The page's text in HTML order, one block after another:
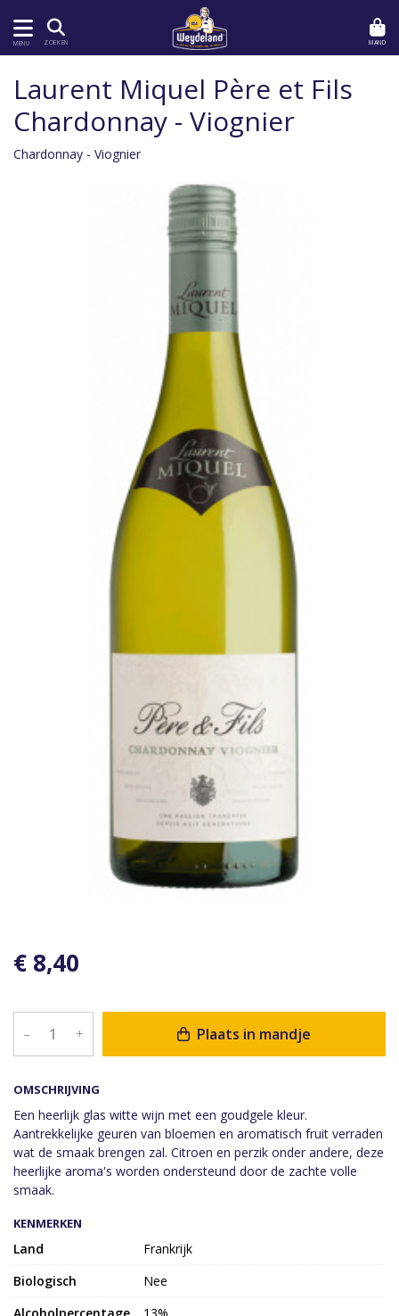
MENU ZOEKEN MAND
OMSCHRIJVING
Een heerlijk glas witte wijn met een goudgele kleur.
Aantrekkelijke geuren van bloemen en aromatisch fruit verraden
wat de smaak brengen zal. Citroen en perzik onder andere, deze
heerlijke aroma's worden ondersteund door de zachte volle
smaak.
Laurent Miquel Père et Fils
Chardonnay - Viognier
Chardonnay - Viognier
€ 8,40
– + Plaats in mandje
KENMERKEN
Land
Frankrijk
Biologisch
Nee